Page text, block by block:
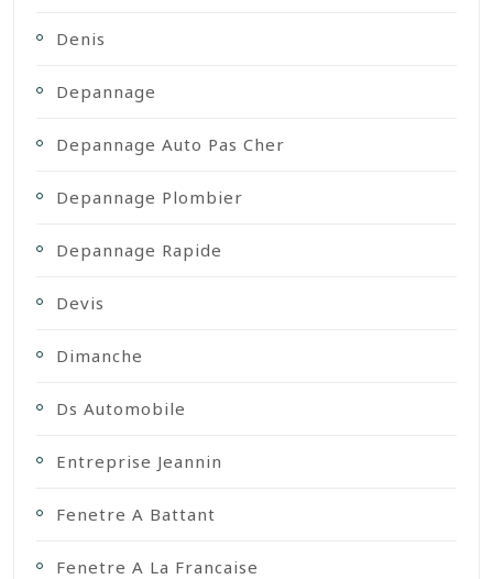
Denis
Depannage
Depannage Auto Pas Cher
Depannage Plombier
Depannage Rapide
Devis
Dimanche
Ds Automobile
Entreprise Jeannin
Fenetre A Battant
Fenetre A La Francaise